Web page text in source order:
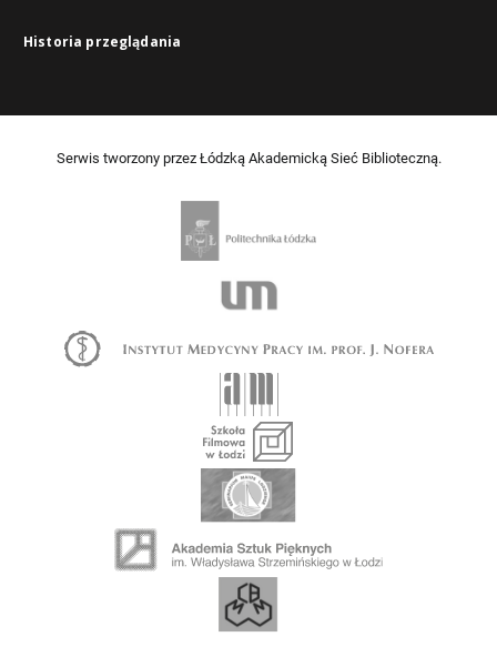
Historia przeglądania
Serwis tworzony przez Łódzką Akademicką Sieć Biblioteczną.